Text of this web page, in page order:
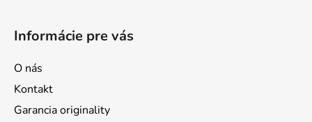
Informácie pre vás
O nás
Kontakt
Garancia originality